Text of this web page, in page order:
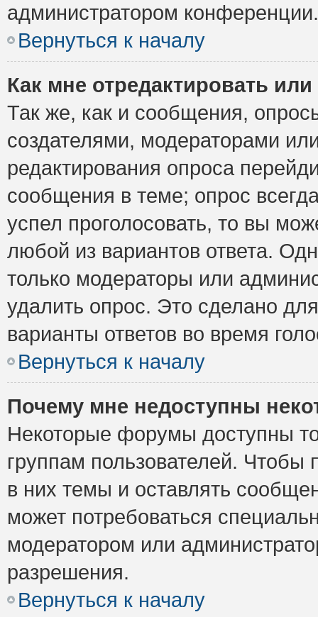
администратором конференции.
Вернуться к началу
Как мне отредактировать
Так же, как и сообщения,
создателями, модераторами
редактирования опроса
сообщения в теме; опрос
успел проголосовать, то вы
любой из вариантов ответа.
только модераторы или
удалить опрос. Это сделано
варианты ответов во время
Вернуться к началу
Почему мне недоступны
Некоторые форумы доступны
группам пользователей. Чтобы
в них темы и оставлять
может потребоваться
модератором или
разрешения.
Вернуться к началу